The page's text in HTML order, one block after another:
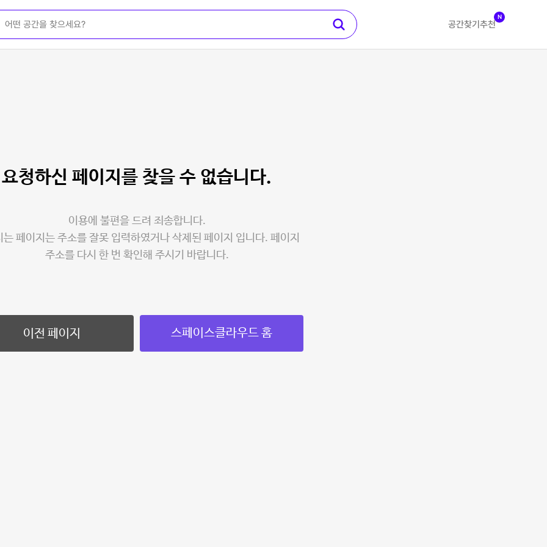
공간찾기 추천
N
요청하신 페이지를 찾을 수 없습니다.
이용에 불편을 드려 죄송합니다.
는 페이지는 주소를 잘못 입력하였거나 삭제된 페이지 입니다. 페이지
주소를 다시 한 번 확인해 주시기 바랍니다.
이전 페이지 스페이스클라우드 홈